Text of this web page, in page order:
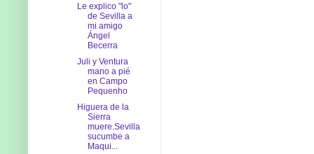
Le explico "lo"
de Sevilla a
mi amigo
Ángel
Becerra
Juli y Ventura
mano a pié
en Campo
Pequenho
Higuera de la
Sierra
muere.Sevilla
sucumbe a
Maqui...